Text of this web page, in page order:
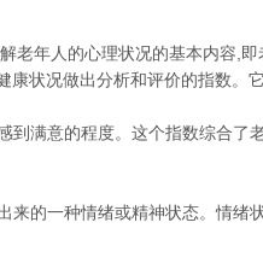
年人的心理状况的基本内容,即
状况做出分析和评价的指数。
满意的程度。这个指数综合了
的一种情绪或精神状态。情绪